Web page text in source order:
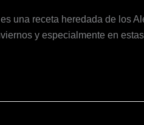
una receta heredada de los
y especialmente en